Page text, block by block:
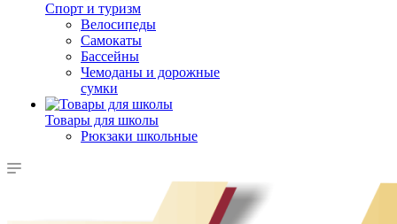
Спорт и туризм
Велосипеды
Самокаты
Бассейны
Чемоданы и дорожные
сумки
Товары для школы
Рюкзаки школьные